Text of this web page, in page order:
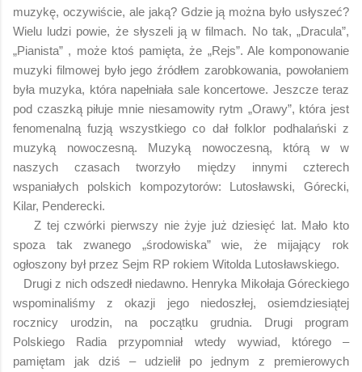
muzykę, oczywiście, ale jaką? Gdzie ją można było usłyszeć?
Wielu ludzi powie, że słyszeli ją w filmach. No tak, „Dracula”,
„Pianista” , może ktoś pamięta, że „Rejs”. Ale komponowanie
muzyki filmowej było jego źródłem zarobkowania, powołaniem
była muzyka, która napełniała sale koncertowe. Jeszcze teraz
pod czaszką piłuje mnie niesamowity rytm „Orawy”, która jest
fenomenalną fuzją wszystkiego co dał folklor podhalański z
muzyką nowoczesną. Muzyką nowoczesną, którą w w
naszych czasach tworzyło między innymi czterech
wspaniałych polskich kompozytorów: Lutosławski, Górecki,
Kilar, Penderecki.
Z tej czwórki pierwszy nie żyje już dziesięć lat. Mało kto
spoza tak zwanego „środowiska” wie, że mijający rok
ogłoszony był przez Sejm RP rokiem Witolda Lutosławskiego.
Drugi z nich odszedł niedawno. Henryka Mikołaja Góreckiego
wspominaliśmy z okazji jego niedoszłej, osiemdziesiątej
rocznicy urodzin, na początku grudnia. Drugi program
Polskiego Radia przypomniał wtedy wywiad, którego –
pamiętam jak dziś – udzielił po jednym z premierowych